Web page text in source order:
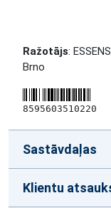
Ražotājs:
Brno
8595603510220
Sastāvdaļas
Klientu